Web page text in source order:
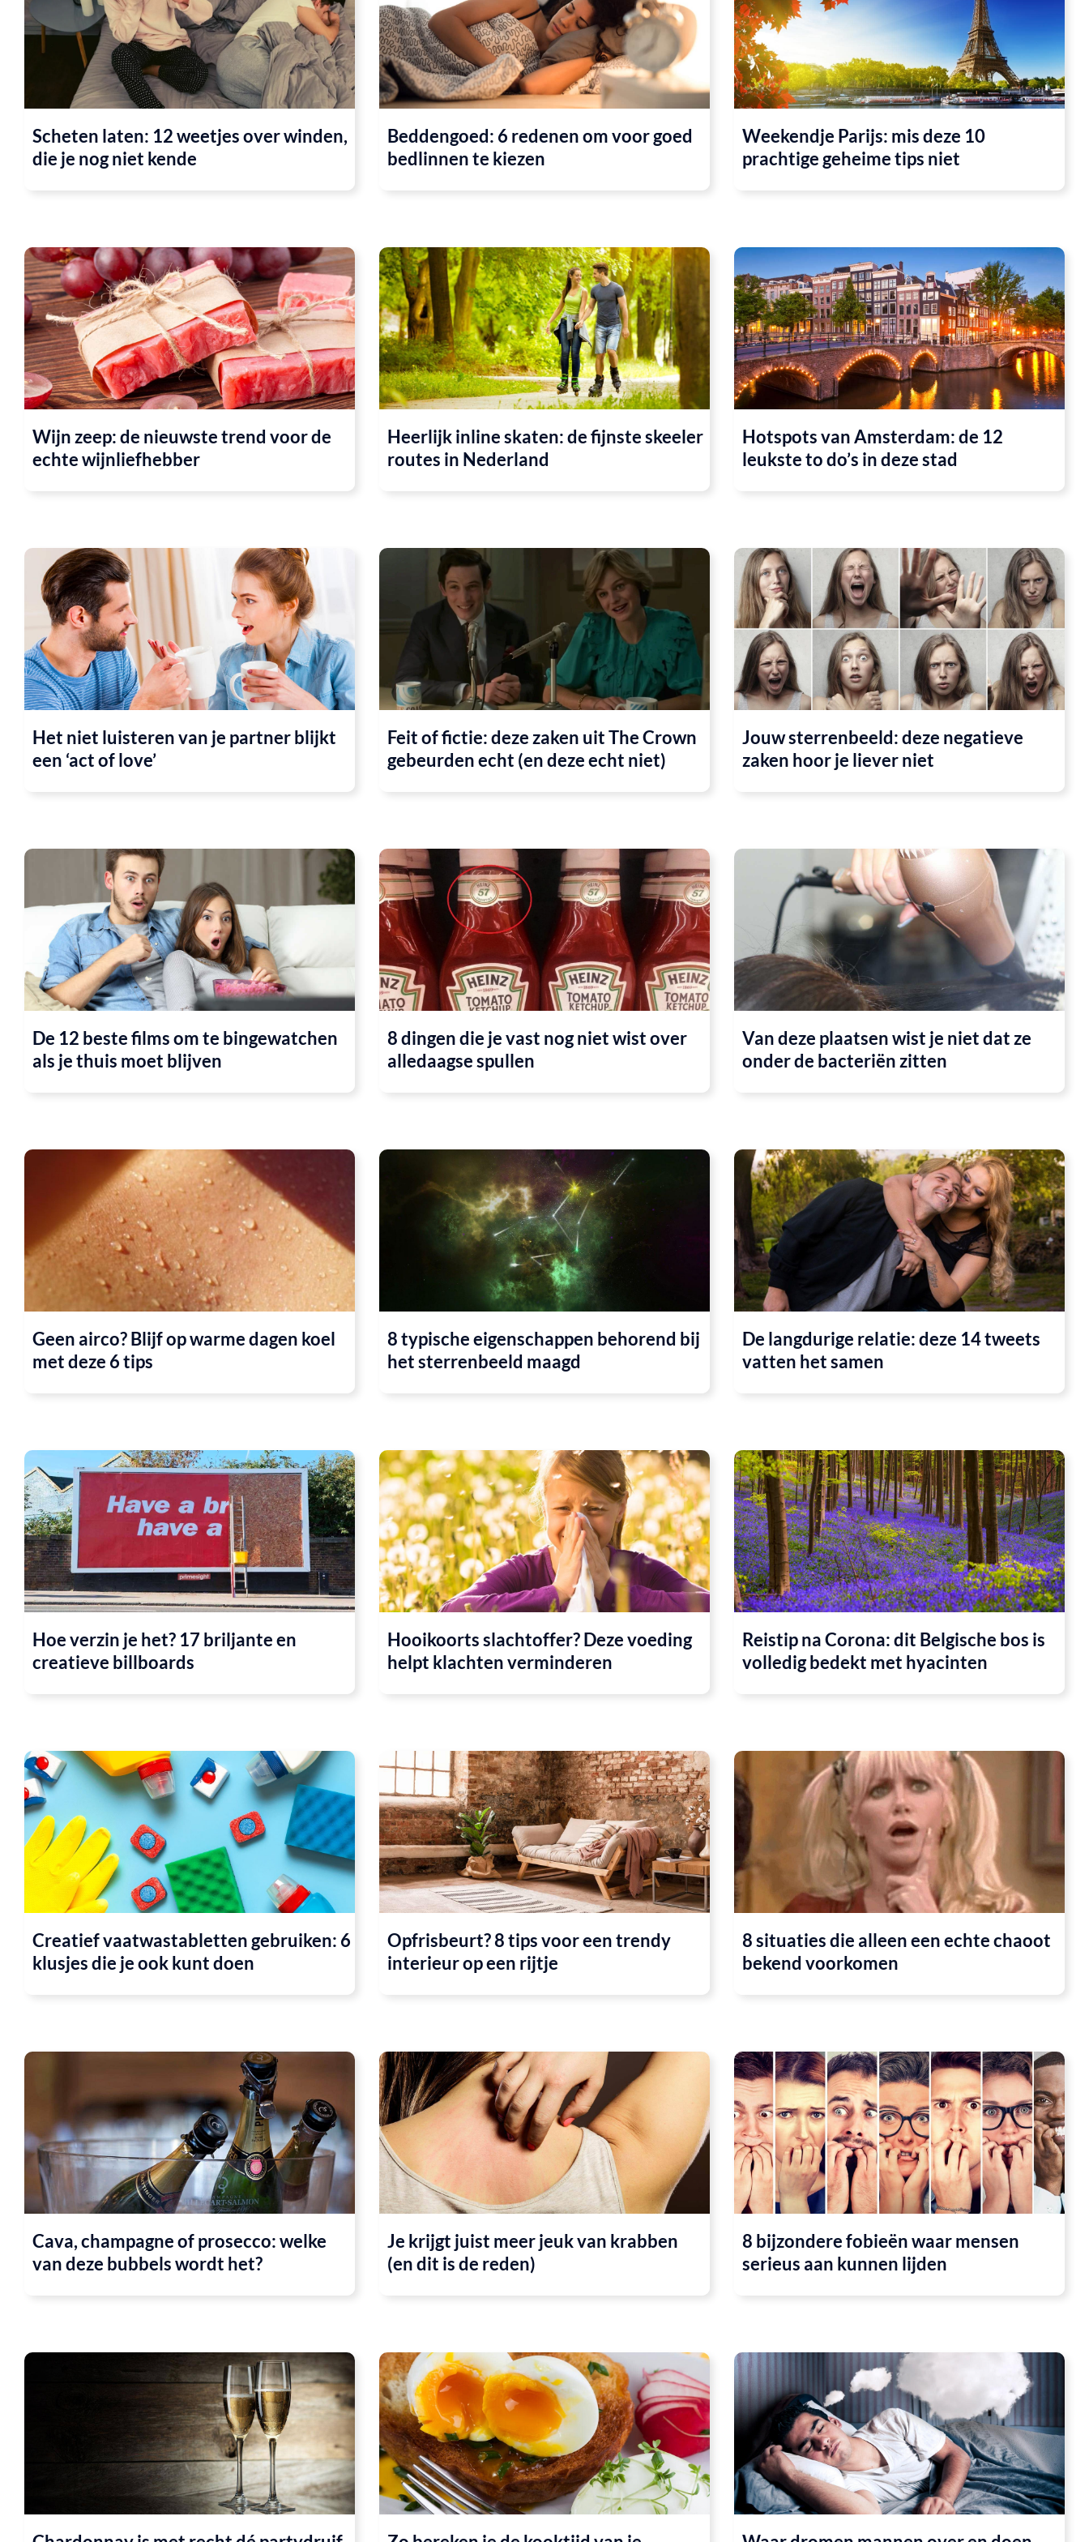
Scheten laten: 12 weetjes over winden,
die je nog niet kende
Beddengoed: 6 redenen om voor goed
bedlinnen te kiezen
Weekendje Parijs: mis deze 10
prachtige geheime tips niet
Wijn zeep: de nieuwste trend voor de
echte wijnliefhebber
Heerlijk inline skaten: de fijnste skeeler
routes in Nederland
Hotspots van Amsterdam: de 12
leukste to do’s in deze stad
Het niet luisteren van je partner blijkt
een ‘act of love’
Feit of fictie: deze zaken uit The Crown
gebeurden echt (en deze echt niet)
Jouw sterrenbeeld: deze negatieve
zaken hoor je liever niet
De 12 beste films om te bingewatchen
als je thuis moet blijven
8 dingen die je vast nog niet wist over
alledaagse spullen
Van deze plaatsen wist je niet dat ze
onder de bacteriën zitten
Geen airco? Blijf op warme dagen koel
met deze 6 tips
8 typische eigenschappen behorend bij
het sterrenbeeld maagd
De langdurige relatie: deze 14 tweets
vatten het samen
Hoe verzin je het? 17 briljante en
creatieve billboards
Hooikoorts slachtoffer? Deze voeding
helpt klachten verminderen
Reistip na Corona: dit Belgische bos is
volledig bedekt met hyacinten
Creatief vaatwastabletten gebruiken: 6
klusjes die je ook kunt doen
Opfrisbeurt? 8 tips voor een trendy
interieur op een rijtje
8 situaties die alleen een echte chaoot
bekend voorkomen
Cava, champagne of prosecco: welke
van deze bubbels wordt het?
Je krijgt juist meer jeuk van krabben
(en dit is de reden)
8 bijzondere fobieën waar mensen
serieus aan kunnen lijden